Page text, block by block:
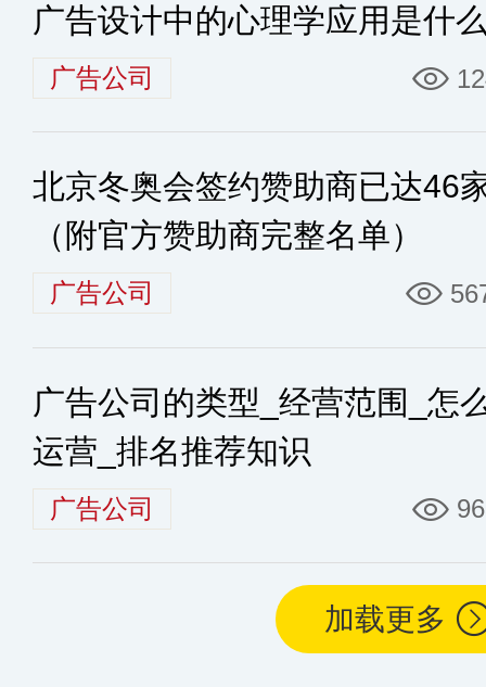
广告设计中的心理学应用是什
广告公司
北京冬奥会签约赞助商已达46
（附官方赞助商完整名单）
广告公司
广告公司的类型_经营范围_怎
运营_排名推荐知识
广告公司
加载更多